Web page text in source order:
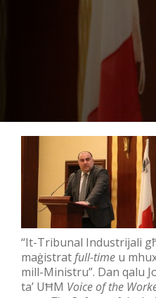
“It-Tribunal Industrijali
maġistratfull-time u
mill-Ministru”. Dan qalu
ta’ UĦM Voice of the